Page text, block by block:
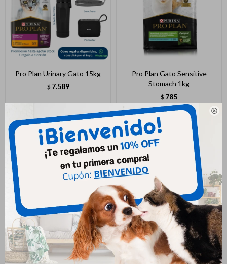

Pro Plan Urinary Gato 15kg
$ 7.589
Pro Plan Gato Sensitive
Stomach 1kg
$ 785
Pro Plan Gato Esterilizado
Adulto 3kg
Pro Plan Gatito 1kg
$777